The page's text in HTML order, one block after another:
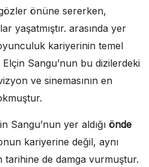
önüne sererken,
yaşatmıştır. arasında yer
kariyerinin temel
Elçin Sangu’nun bu dizilerdeki
ve sinemasının en
Sangu’nun yer aldığı önde
kariyerine değil, aynı
de damga vurmuştur.